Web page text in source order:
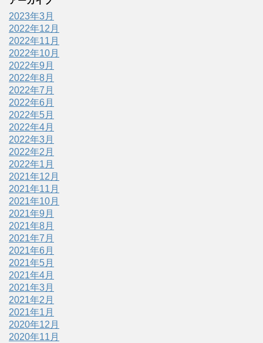
2023年3月
2022年12月
2022年11月
2022年10月
2022年9月
2022年8月
2022年7月
2022年6月
2022年5月
2022年4月
2022年3月
2022年2月
2022年1月
2021年12月
2021年11月
2021年10月
2021年9月
2021年8月
2021年7月
2021年6月
2021年5月
2021年4月
2021年3月
2021年2月
2021年1月
2020年12月
2020年11月